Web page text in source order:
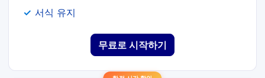
서식 유지
무료로 시작하기